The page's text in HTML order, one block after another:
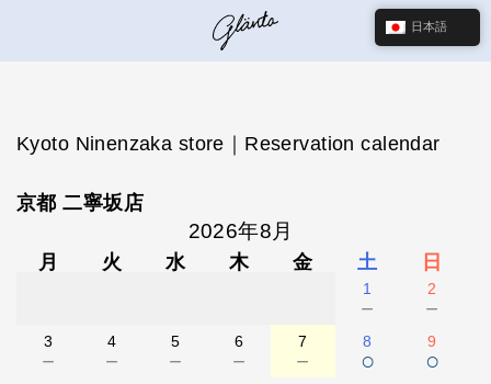
Kyoto Ninenzaka store｜Reservation calendar
京都 二寧坂店
2026年8月
月 火 水 木 金 土 日
1
－
2
－
3
－
4
－
5
－
6
－
7
－
8
○
9
○
日本語